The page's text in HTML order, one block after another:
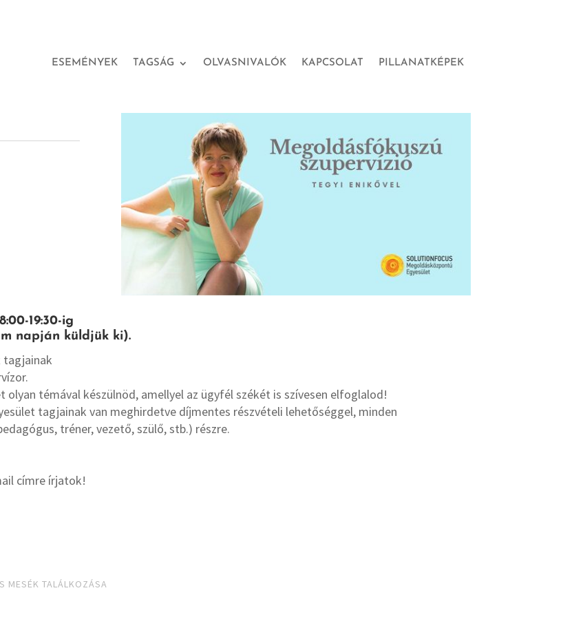
ESEMÉNYEK TAGSÁG OLVASNIVALÓK KAPCSOLAT PILLANATKÉPEK
19:30-ig
napján küldjük ki).
tagjainak
olyan témával készülnöd, amellyel az ügyfél székét is szívesen elfoglalod!
tagjainak van meghirdetve díjmentes részvételi lehetőséggel, minden
tréner, vezető, szülő, stb.) részre.
címre írjatok!
MESÉK TALÁLKOZÁSA